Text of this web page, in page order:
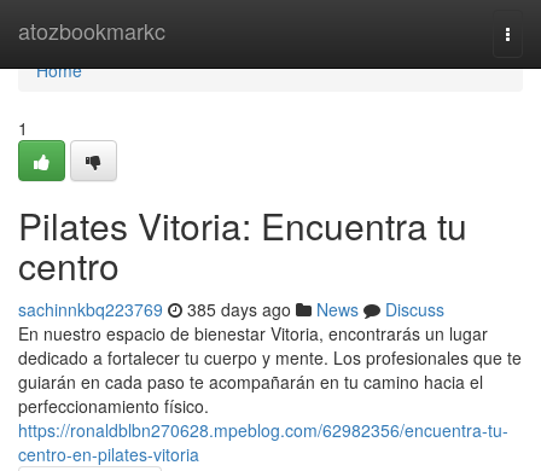
atozbookmarkc
Home
Home
1
Pilates Vitoria: Encuentra tu
centro
sachinnkbq223769 385 days ago News
Discuss
En nuestro espacio de bienestar Vitoria, encontrarás un lugar
dedicado a fortalecer tu cuerpo y mente. Los profesionales que te
guiarán en cada paso te acompañarán en tu camino hacia el
perfeccionamiento físico.
https://ronaldblbn270628.mpeblog.com/62982356/encuentra-tu-
centro-en-pilates-vitoria